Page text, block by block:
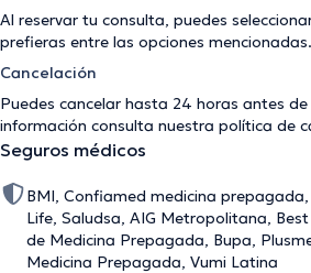
Al reservar tu consulta, puedes
prefieras entre las opciones mencionadas.
Cancelación
Puedes cancelar hasta 24 horas antes
información consulta nuestra política de
Seguros médicos
BMI, Confiamed medicina
Life, Saludsa, AIG Metropolitana,
de Medicina Prepagada, Bupa,
Medicina Prepagada, Vumi Latina